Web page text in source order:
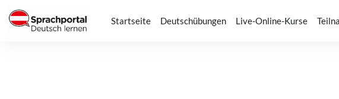
Startseite
Deutschübungen Live-Online-Kurse